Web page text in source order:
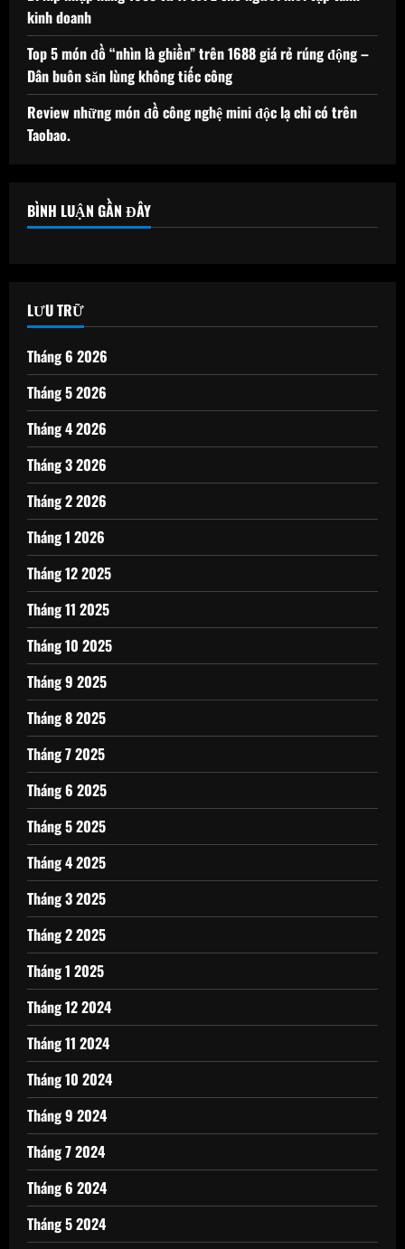
kinh doanh
Top 5 món đồ “nhìn là ghiền” trên 1688 giá rẻ rúng động –
Dân buôn săn lùng không tiếc công
Review những món đồ công nghệ mini độc lạ chỉ có trên
Taobao.
BÌNH LUẬN GẦN ĐÂY
LƯU TRỮ
Tháng 6 2026
Tháng 5 2026
Tháng 4 2026
Tháng 3 2026
Tháng 2 2026
Tháng 1 2026
Tháng 12 2025
Tháng 11 2025
Tháng 10 2025
Tháng 9 2025
Tháng 8 2025
Tháng 7 2025
Tháng 6 2025
Tháng 5 2025
Tháng 4 2025
Tháng 3 2025
Tháng 2 2025
Tháng 1 2025
Tháng 12 2024
Tháng 11 2024
Tháng 10 2024
Tháng 9 2024
Tháng 7 2024
Tháng 6 2024
Tháng 5 2024